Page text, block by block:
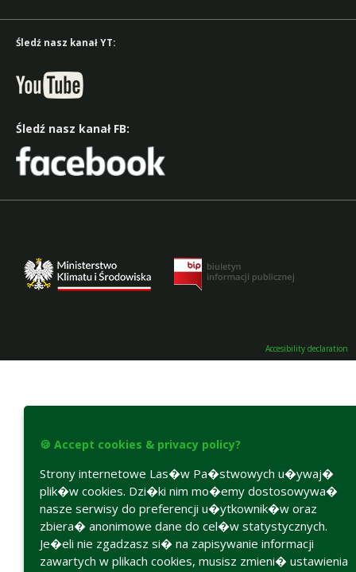
Śledź nasz kanał YT:
Śledź nasz kanał FB:
Accesibility declaration
🍪 Accept cookies & privacy policy?
Strony internetowe Las�w Pa�stwowych u�ywaj�
plik�w cookies. Dzi�ki nim mo�emy dostosowywa�
nasze serwisy do preferencji u�ytkownik�w oraz
zbiera� anonimowe dane do cel�w statystycznych.
Je�eli nie zgadzasz si� na zapisywanie informacji
zawartych w plikach cookies, musisz zmieni� ustawienia